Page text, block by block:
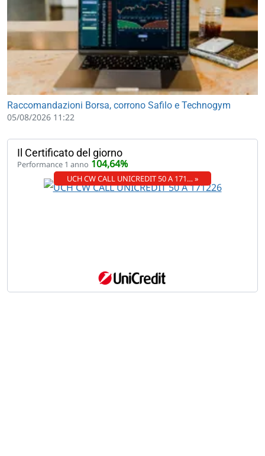
Raccomandazioni Borsa, corrono Safilo e Technogym
05/08/2026 11:22
Il Certificato del giorno
Performance 1 anno 104,64%
UCH CW CALL UNICREDIT 50 A 171… »